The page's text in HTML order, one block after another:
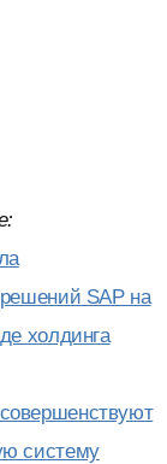
SAP на
холдинга
систему